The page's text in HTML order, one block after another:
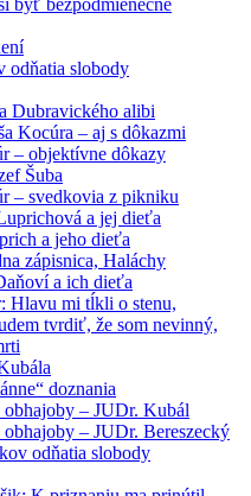
odňatia slobody
Dubravického alibi
Kocúra – aj s dôkazmi
– objektívne dôkazy
Šuba
– svedkovia z pikniku
a jej dieťa
a jeho dieťa
zápisnica, Haláchy
a ich dieťa
Hlavu mi tĺkli o stenu,
tvrdiť, že som nevinný,
doznania
obhajoby – JUDr. Kubál
obhajoby – JUDr. Bereszecký
odňatia slobody